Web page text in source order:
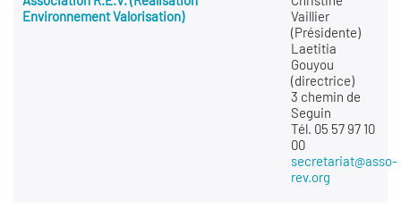
Environnement Valorisation)
Vaillier
(Présidente)
Laetitia
Gouyou
(directrice)
3 chemin de
Seguin
Tél. 05 57 97 10
00
secretariat@asso-
rev.org